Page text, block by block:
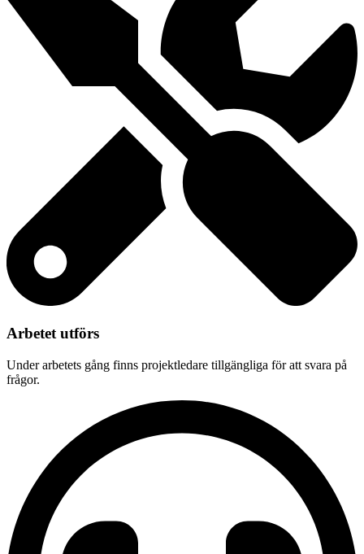
Arbetet utförs
Under arbetets gång finns projektledare tillgängliga för att svara på
frågor.